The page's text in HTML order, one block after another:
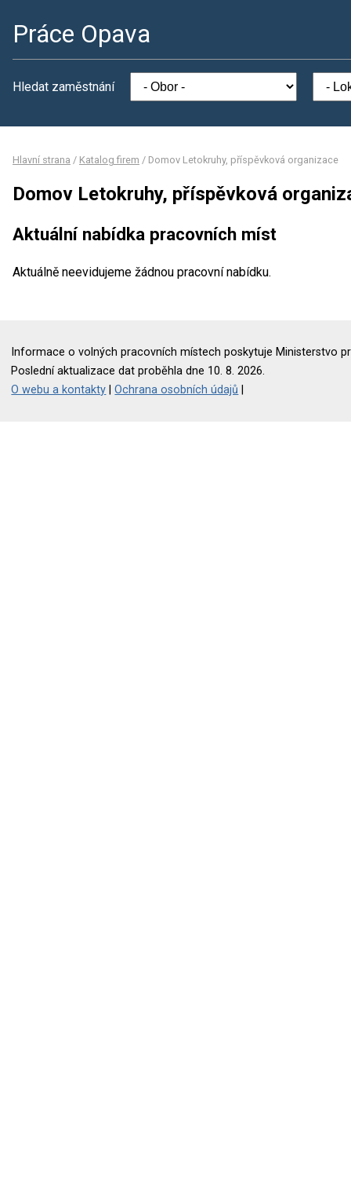
Práce Opava
Hledat zaměstnání
Hlavní strana / Katalog firem / Domov Letokruhy, příspěvková organizace
Domov Letokruhy, příspěvková
Aktuální nabídka pracovních míst
Aktuálně neevidujeme žádnou pracovní nabídku.
Informace o volných pracovních místech poskytuje Ministerstvo
Poslední aktualizace dat proběhla dne 10. 8. 2026.
O webu a kontakty |Ochrana osobních údajů